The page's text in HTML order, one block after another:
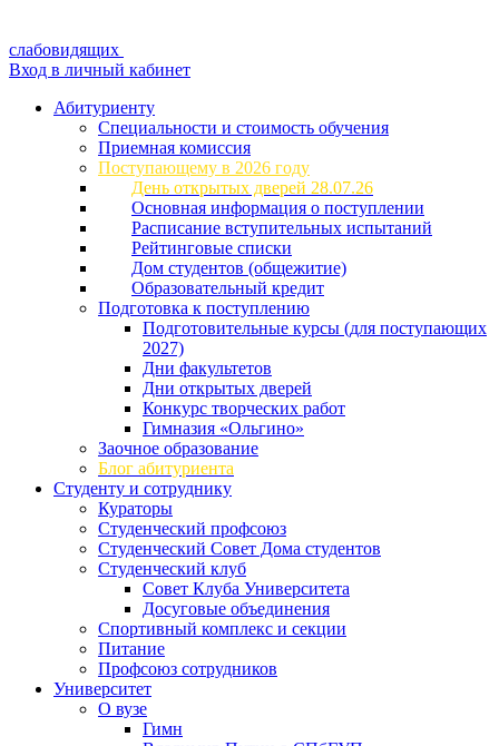
слабовидящих
Вход в личный кабинет
Абитуриенту
Специальности и стоимость обучения
Приемная комиссия
Поступающему в 2026 году
День открытых дверей 28.07.26
Основная информация о поступлении
Расписание вступительных испытаний
Рейтинговые списки
Дом студентов (общежитие)
Образовательный кредит
Подготовка к поступлению
Подготовительные курсы (для поступающих
2027)
Дни факультетов
Дни открытых дверей
Конкурс творческих работ
Гимназия «Ольгино»
Заочное образование
Блог абитуриента
Студенту и сотруднику
Кураторы
Студенческий профсоюз
Студенческий Совет Дома студентов
Студенческий клуб
Совет Клуба Университета
Досуговые объединения
Спортивный комплекс и секции
Питание
Профсоюз сотрудников
Университет
О вузе
Гимн